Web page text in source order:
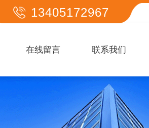
13405172967
在线留言 联系我们